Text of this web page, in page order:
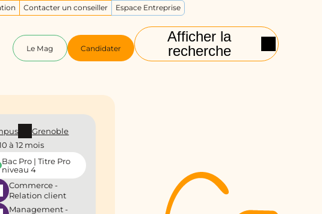
Afficher la
recherche
Le Mag Candidater
Contacter un conseiller Espace Entreprise
Grenoble
à 12 mois
Bac Pro | Titre Pro
niveau 4
Commerce -
Relation client
Management -